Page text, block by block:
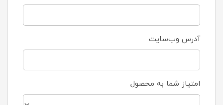
آدرس وب‌سایت
امتیاز شما به محصول